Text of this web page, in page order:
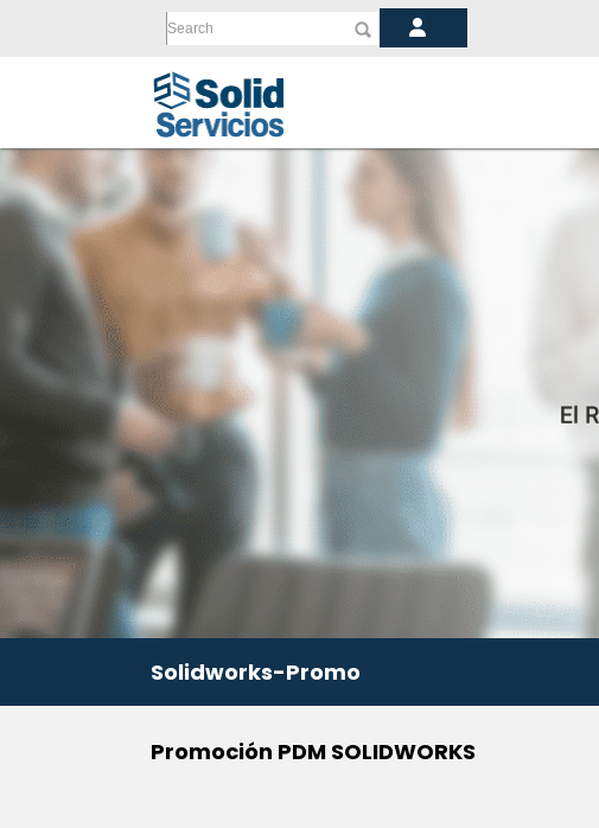
Search
Solidworks-Promo
Promoción PDM SOLIDWORKS